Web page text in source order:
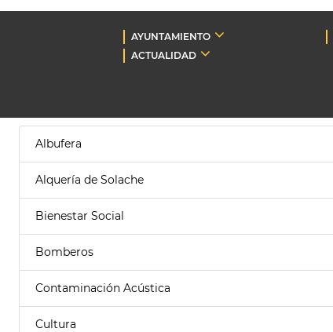
AYUNTAMIENTO
ACTUALIDAD
Albufera
Alquería de Solache
Bienestar Social
Bomberos
Contaminación Acústica
Cultura